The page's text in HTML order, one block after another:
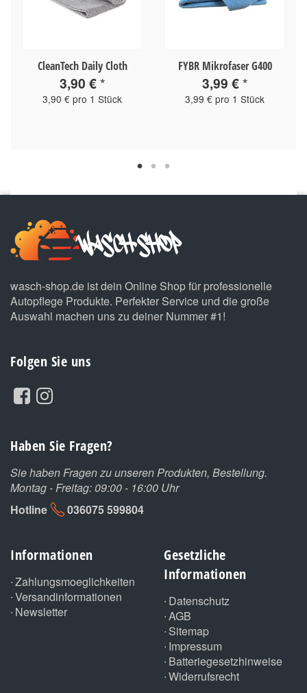
CleanTech Daily Cloth
3,90 €*
3,90 € pro 1 Stück
FYBR Mikrofaser G400
3,99 €*
3,99 € pro 1 Stück
wasch-shop.de ist dein Online Shop für professionelle
Autopflege Produkte. Perfekter Service und die große
Auswahl machen uns zu deiner Nummer #1!
Folgen Sie uns
Haben Sie Fragen?
Sie haben Fragen zu unseren Produkten, Bestellung.
Montag - Freitag: 09:00 - 16:00 Uhr
Hotline
036075 599804
Informationen
Zahlungsmoeglichkeiten
Versandinformationen
Newsletter
Gesetzliche
Informationen
Datenschutz
AGB
Sitemap
Impressum
Batteriegesetzhinweise
Widerrufsrecht